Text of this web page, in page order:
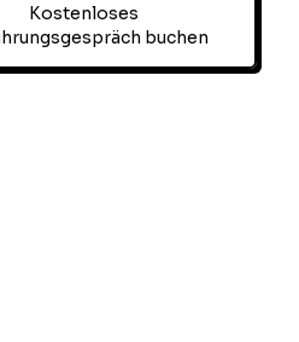
Kostenloses
buchen